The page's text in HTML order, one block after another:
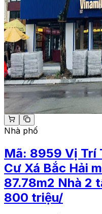
Nhà phố
Mã: 8959 Vị Trí
Cư Xá Bắc Hải
87.78m2 Nhà 2
800 triệu/